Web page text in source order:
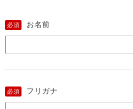
必須 お名前
必須 フリガナ